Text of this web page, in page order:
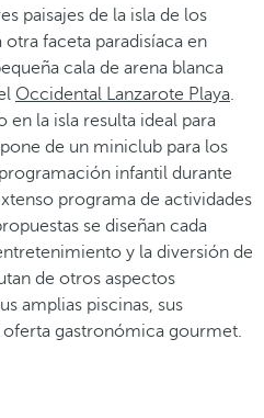
paisajes de la isla de los
faceta paradisíaca en
cala de arena blanca
Occidental Lanzarote Playa.
la isla resulta ideal para
de un miniclub para los
infantil durante
programa de actividades
se diseñan cada
y la diversión de
de otros aspectos
amplias piscinas, sus
gastronómica gourmet.